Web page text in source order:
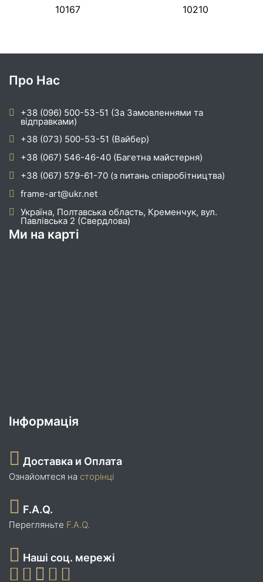
10167 10210
Про Нас
+38 (096) 500-53-51 (За Замовленнями та
відправками)
+38 (073) 500-53-51 (Вайбер)
+38 (067) 546-46-40 (Багетна майстерня)
+38 (067) 579-61-70 (з питань співробітництва)
frame-art@ukr.net
Україна, Полтавська область, Кременчук, вул.
Павлівська 2 (Свердлова)
Ми на карті
Інформація
Доставка и Оплата
Ознайомтеся на сторінці
F.A.Q.
Перегляньте F.A.Q.
Наші соц. мережі